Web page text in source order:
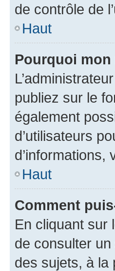
de contrôle de
Haut
Pourquoi mon
publiez sur le
également
d’utilisateurs
Haut
Comment
En cliquant sur
de consulter
des sujets, à la